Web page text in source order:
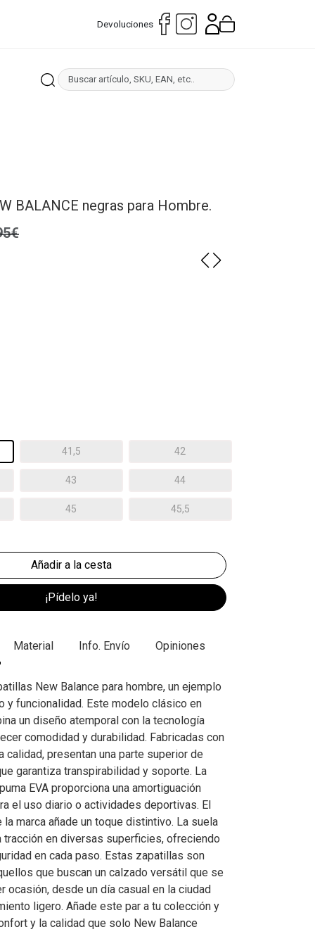
Devoluciones
BALANCE negras para Hombre.
41,5 42
43 44
45 45,5
¡Pídelo ya!
Material Info. Envío Opiniones
New Balance para hombre, un ejemplo
y funcionalidad. Este modelo clásico en
un diseño atemporal con la tecnología
comodidad y durabilidad. Fabricadas con
calidad, presentan una parte superior de
garantiza transpirabilidad y soporte. La
EVA proporciona una amortiguación
el uso diario o actividades deportivas. El
marca añade un toque distintivo. La suela
tracción en diversas superficies, ofreciendo
en cada paso. Estas zapatillas son
que buscan un calzado versátil que se
ocasión, desde un día casual en la ciudad
ligero. Añade este par a tu colección y
y la calidad que solo New Balance